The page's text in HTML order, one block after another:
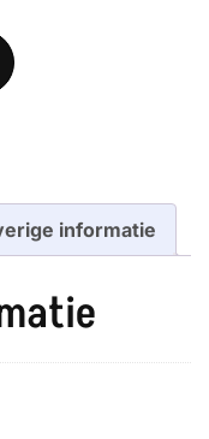
informatie